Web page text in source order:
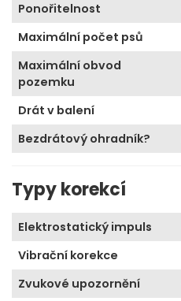
Ponořitelnost
Maximální počet psů
Maximální obvod
pozemku
Drát v balení
Bezdrátový ohradník?
Typy korekcí
Elektrostatický impuls
Vibrační korekce
Zvukové upozornění